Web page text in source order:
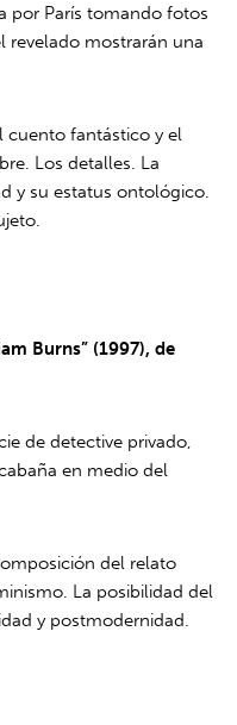
por París tomando fotos
revelado mostrarán una
cuento fantástico y el
Los detalles. La
y su estatus ontológico.
Burns” (1997), de
de detective privado,
en medio del
del relato
La posibilidad del
y postmodernidad.